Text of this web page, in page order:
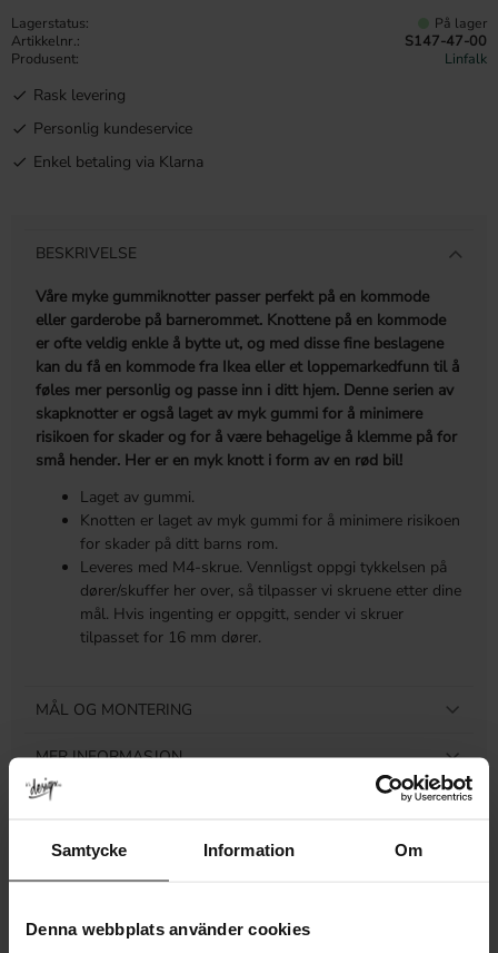
Samtycke Information Om
Denna webbplats använder cookies
Lagerstatus På lager
Artikkelnr.
S147-47-00
Produsent
Linfalk
Rask levering
Personlig kundeservice
Enkel betaling via Klarna
BESKRIVELSE
Våre myke gummiknotter passer perfekt på en kommode
eller garderobe på barnerommet. Knottene på en kommode
er ofte veldig enkle å bytte ut, og med disse fine beslagene
kan du få en kommode fra Ikea eller et loppemarkedfunn til å
føles mer personlig og passe inn i ditt hjem. Denne serien av
skapknotter er også laget av myk gummi for å minimere
risikoen for skader og for å være behagelige å klemme på for
små hender. Her er en myk knott i form av en rød bil!
Laget av gummi.
Knotten er laget av myk gummi for å minimere risikoen
for skader på ditt barns rom.
Leveres med M4-skrue. Vennligst oppgi tykkelsen på
dører/skuffer her over, så tilpasser vi skruene etter dine
mål. Hvis ingenting er oppgitt, sender vi skruer
tilpasset for 16 mm dører.
MÅL OG MONTERING
MER INFORMASJON
ANMELDELSER
Relaterte produkter